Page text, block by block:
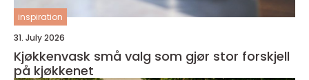
inspiration
31. July 2026
Kjøkkenvask små valg som gjør stor forskjell
på kjøkkenet